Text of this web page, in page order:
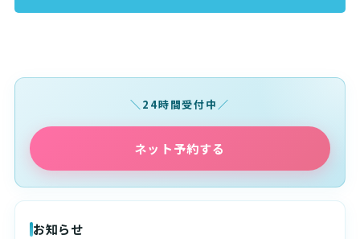
24時間受付中
ネット予約する
お知らせ